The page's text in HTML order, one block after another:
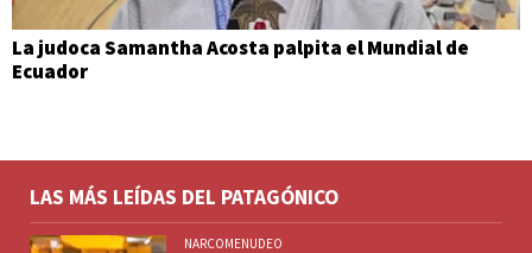
La judoca Samantha Acosta palpita el Mundial de
Ecuador
LAS MÁS LEÍDAS DEL PATAGÓNICO
NARCOMENUDEO